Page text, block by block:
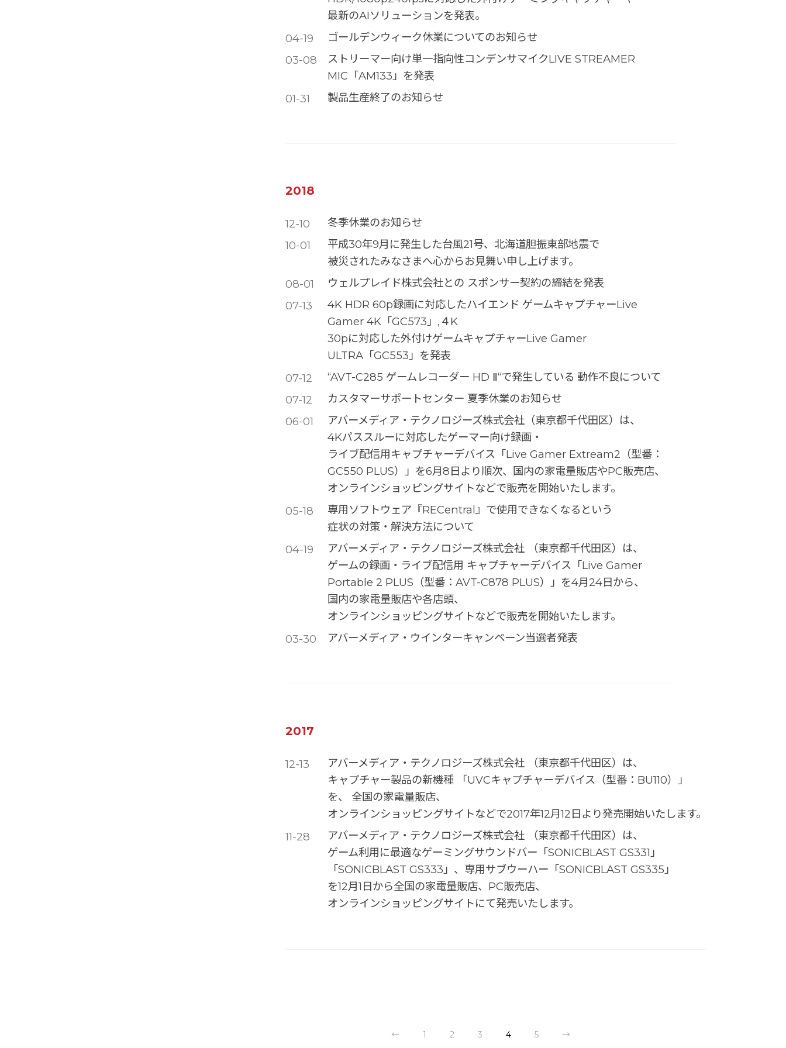
最新のAIソリューションを発表。
04-19
ゴールデンウィーク休業についてのお知らせ
03-08
ストリーマー向け単一指向性コンデンサマイクLIVE STREAMER
MIC「AM133」を発表
01-31
製品生産終了のお知らせ
2018
12-10
冬季休業のお知らせ
10-01
平成30年9月に発生した台風21号、北海道胆振東部地震で
被災されたみなさまへ心からお見舞い申し上げます。
08-01
ウェルプレイド株式会社との スポンサー契約の締結を発表
07-13
4K HDR 60p録画に対応したハイエンド ゲームキャプチャーLive
Gamer 4K「GC573」,４K
30pに対応した外付けゲームキャプチャーLive Gamer
ULTRA「GC553」を発表
07-12
“AVT-C285 ゲームレコーダー HD Ⅱ“で発生している 動作不良について
07-12
カスタマーサポートセンター 夏季休業のお知らせ
06-01
アバーメディア・テクノロジーズ株式会社（東京都千代田区）は、
4Kパススルーに対応したゲーマー向け録画・
ライブ配信用キャプチャーデバイス「Live Gamer Extream2（型番：
GC550 PLUS）」を6月8日より順次、国内の家電量販店やPC販売店、
オンラインショッピングサイトなどで販売を開始いたします。
05-18
専用ソフトウェア『RECentral』で使用できなくなるという
症状の対策・解決方法について
04-19
アバーメディア・テクノロジーズ株式会社 （東京都千代田区）は、
ゲームの録画・ライブ配信用 キャプチャーデバイス「Live Gamer
Portable 2 PLUS（型番：AVT-C878 PLUS）」を4月24日から、
国内の家電量販店や各店頭、
オンラインショッピングサイトなどで販売を開始いたします。
03-30
アバーメディア・ウインターキャンペーン当選者発表
2017
12-13
アバーメディア・テクノロジーズ株式会社 （東京都千代田区）は、
キャプチャー製品の新機種 「UVCキャプチャーデバイス（型番：BU110）」
を、 全国の家電量販店、
オンラインショッピングサイトなどで2017年12月12日より発売開始いたします。
11-28
アバーメディア・テクノロジーズ株式会社 （東京都千代田区）は、
ゲーム利用に最適なゲーミングサウンドバー「SONICBLAST GS331」
「SONICBLAST GS333」、専用サブウーハー「SONICBLAST GS335」
を12月1日から全国の家電量販店、PC販売店、
オンラインショッピングサイトにて発売いたします。
← 1 2 3 4 5 →